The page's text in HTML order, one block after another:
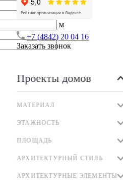
+7 (4842) 20 04 16
Заказать звонок
Проекты домов
МАТЕРИАЛ
ЭТАЖНОСТЬ
ПЛОЩАДЬ
АРХИТЕКТУРНЫЙ СТИЛЬ
АРХИТЕКТУРНЫЕ ЭЛЕМЕНТЫ
м
м